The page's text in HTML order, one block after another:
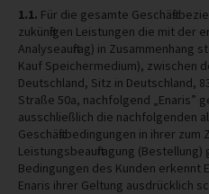
1.1. Für die gesamte
zukünftigen Leistungen die mit der
Analyseauftrag) in Zusammenhang
Kauf Speichermedium), zwischen
Deutschland, Sitz in Deutschland,
Straße 50a, nachfolgend „Enaris”
ausschließlich die nachfolgenden
Geschäftsbedingungen in ihrer zum
Leistungsbeauftragung
Bedingungen des Kunden erkennt
Enaris ihrer Geltung ausdrücklich